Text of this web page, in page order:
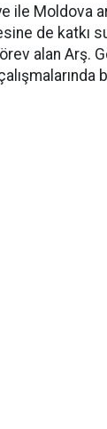
ile Moldova
de katkı
alan Arş.